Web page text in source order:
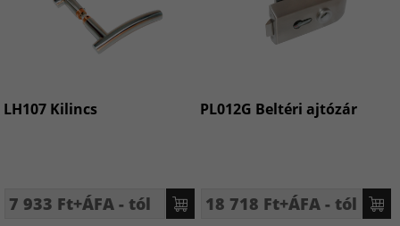
LH107 Kilincs
7 933 Ft+ÁFA - tól
PL012G Beltéri ajtózár
18 718 Ft+ÁFA - tól